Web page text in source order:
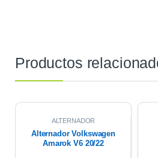
Productos
ALTERNADOR
Alternador Volkswagen
Amarok V6 20/22